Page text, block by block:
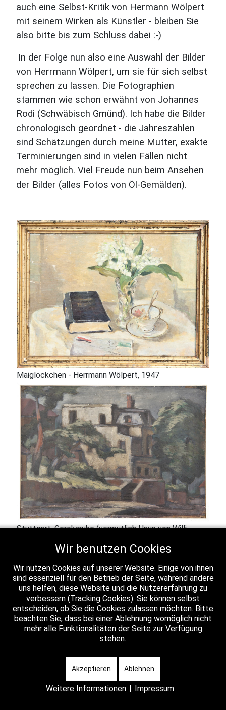
auch eine Selbst-Kritik von Hermann Wölpert
mit seinem Wirken als Künstler - bleiben Sie
also bitte bis zum Schluss dabei :-)
In der Folge nun also eine Auswahl der Bilder
von Herrmann Wölpert, um sie für sich selbst
sprechen zu lassen. Die Fotographien
stammen wie schon erwähnt von Johannes
Rodi (Schwäbisch Gmünd). Ich habe die Bilder
chronologisch geordnet - die Jahreszahlen
sind Schätzungen durch meine Mutter, exakte
Terminierungen sind in vielen Fällen nicht
mehr möglich. Viel Freude nun beim Ansehen
der Bilder (alles Fotos von Öl-Gemälden).
Maiglöckchen - Herrmann Wölpert, 1947
Stuttgart, Geroksruhe (vermutlich Haus von Willi
Wir benutzen Cookies
Wir nutzen Cookies auf unserer Website. Einige von ihnen
sind essenziell für den Betrieb der Seite, während andere
uns helfen, diese Website und die Nutzererfahrung zu
verbessern (Tracking Cookies). Sie können selbst
entscheiden, ob Sie die Cookies zulassen möchten. Bitte
beachten Sie, dass bei einer Ablehnung womöglich nicht
mehr alle Funktionalitäten der Seite zur Verfügung
stehen.
Akzeptieren Ablehnen
Weitere Informationen | Impressum